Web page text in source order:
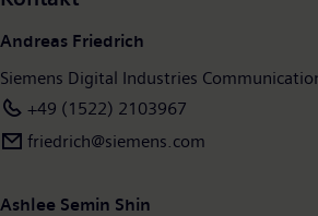
303.000 Beschäftigte. Weitere
Internet unterwww.siemens.com.
Andreas Friedrich
Siemens Digital Industries
+49 (1522) 2103967
friedrich@siemens.com
Ashlee Semin Shin